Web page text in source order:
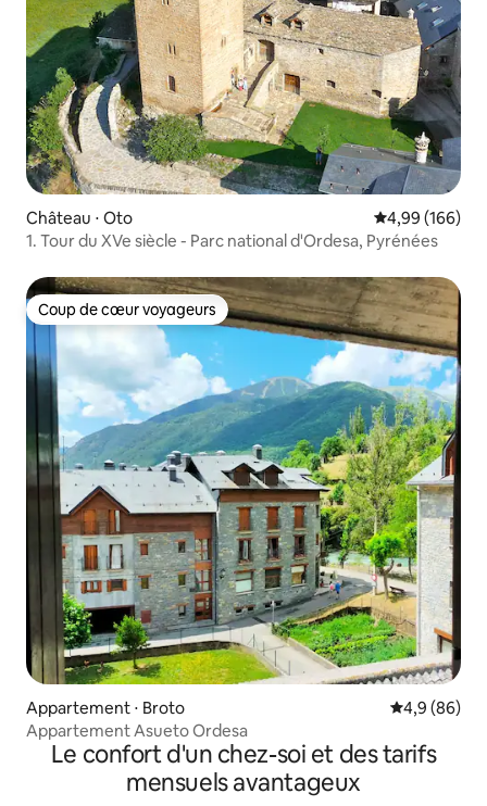
Château ⋅ Oto Évaluation
4,99 (166)
1. Tour du XVe siècle - Parc national d'Ordesa, Pyrénées
Coup de cœur voyageurs
Coup de cœur voyageurs
Appartement ⋅ Broto Évaluation
4,9 (86)
Appartement Asueto Ordesa
Le confort d'un chez-soi et des tarifs
mensuels avantageux